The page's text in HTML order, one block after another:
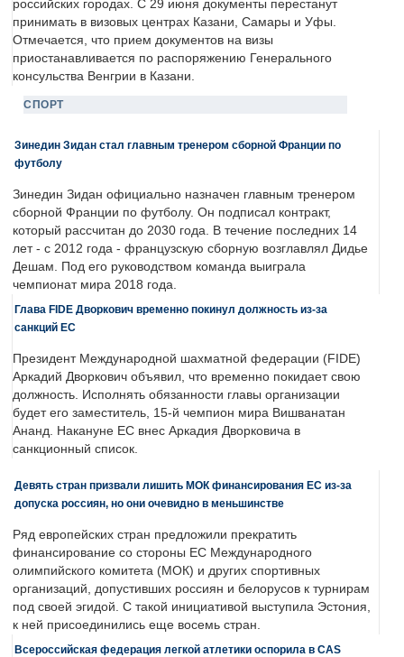
российских городах. С 29 июня документы перестанут
принимать в визовых центрах Казани, Самары и Уфы.
Отмечается, что прием документов на визы
приостанавливается по распоряжению Генерального
консульства Венгрии в Казани.
СПОРТ
Зинедин Зидан стал главным тренером сборной Франции по
футболу
Зинедин Зидан официально назначен главным тренером
сборной Франции по футболу. Он подписал контракт,
который рассчитан до 2030 года. В течение последних 14
лет - с 2012 года - французскую сборную возглавлял Дидье
Дешам. Под его руководством команда выиграла
чемпионат мира 2018 года.
Глава FIDE Дворкович временно покинул должность из-за
санкций ЕС
Президент Международной шахматной федерации (FIDE)
Аркадий Дворкович объявил, что временно покидает свою
должность. Исполнять обязанности главы организации
будет его заместитель, 15-й чемпион мира Вишванатан
Ананд. Накануне ЕС внес Аркадия Дворковича в
санкционный список.
Девять стран призвали лишить МОК финансирования ЕС из-за
допуска россиян, но они очевидно в меньшинстве
Ряд европейских стран предложили прекратить
финансирование со стороны ЕС Международного
олимпийского комитета (МОК) и других спортивных
организаций, допустивших россиян и белорусов к турнирам
под своей эгидой. С такой инициативой выступила Эстония,
к ней присоединились еще восемь стран.
Всероссийская федерация легкой атлетики оспорила в CAS